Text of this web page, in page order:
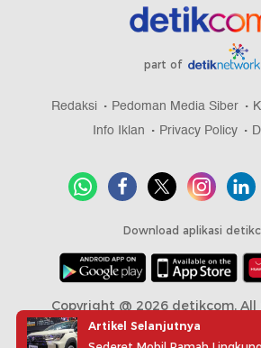
part of
Redaksi Pedoman Media Siber
Info Iklan
Privacy Policy
Download aplikasi
Copyright @ 2026 detikcom,
Artikel Selanjutnya